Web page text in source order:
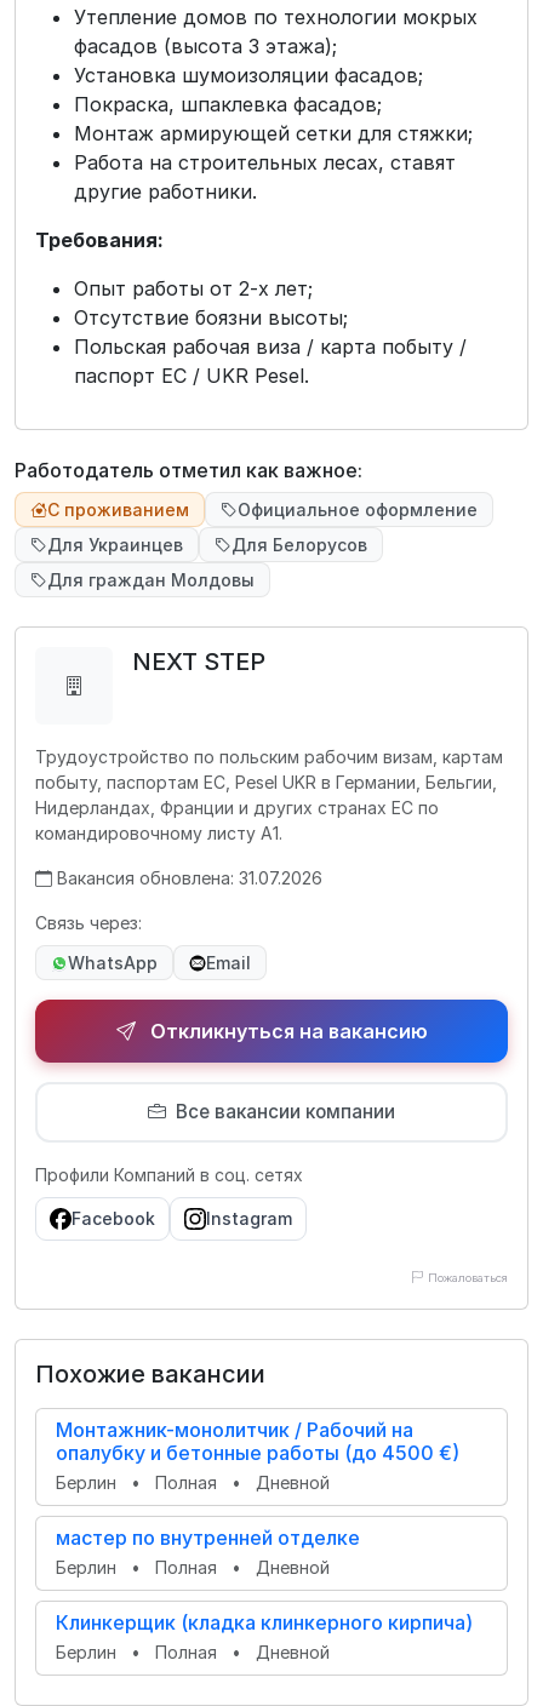
Утепление домов по технологии мокрых
фасадов (высота 3 этажа);
Установка шумоизоляции фасадов;
Покраска, шпаклевка фасадов;
Монтаж армирующей сетки для стяжки;
Работа на строительных лесах, ставят
другие работники.
Требования:
Опыт работы от 2-х лет;
Отсутствие боязни высоты;
Польская рабочая виза / карта побыту /
паспорт ЕС / UKR Pesel.
Работодатель отметил как важное:
С проживанием
Официальное оформление
Для Украинцев
Для Белорусов
Для граждан Молдовы
NEXT STEP
Трудоустройство по польским рабочим визам, картам
побыту, паспортам ЕС, Pesel UKR в Германии, Бельгии,
Нидерландах, Франции и других странах ЕС по
командировочному листу А1.
Вакансия обновлена: 31.07.2026
Связь через:
WhatsApp
Email
Откликнуться на вакансию
Все вакансии компании
Профили Компаний в соц. сетях
Facebook Instagram
Пожаловаться
Похожие вакансии
Монтажник-монолитчик / Рабочий на
опалубку и бетонные работы (до 4500 €)
Берлин • Полная • Дневной
мастер по внутренней отделке
Берлин • Полная • Дневной
Клинкерщик (кладка клинкерного кирпича)
Берлин • Полная • Дневной